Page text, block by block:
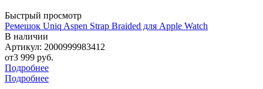
Быстрый просмотр
Ремешок Uniq Aspen Strap Braided для Apple Watch
В наличии
Артикул: 2000999983412
от3 999 руб.
Подробнее
Подробнее